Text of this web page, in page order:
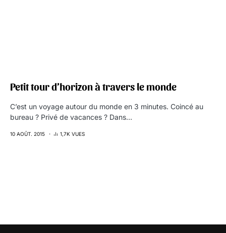
Petit tour d’horizon à travers le monde
C’est un voyage autour du monde en 3 minutes. Coincé au
bureau ? Privé de vacances ? Dans…
10 AOÛT. 2015 1,7K VUES